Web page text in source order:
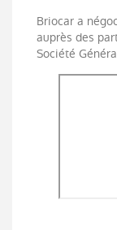
Briocar a
auprès des
Société